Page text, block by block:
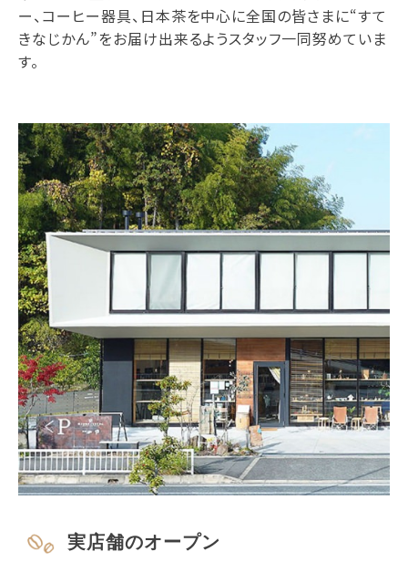
ー、コーヒー器具、日本茶を中心に全国の皆さまに“すて
きなじかん”をお届け出来るようスタッフ一同努めていま
す。
実店舗のオープン